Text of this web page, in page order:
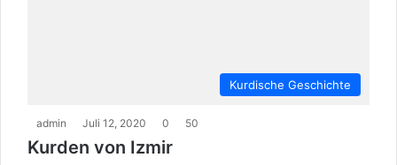
Kurdische Geschichte
admin Juli 12, 2020 0 50
Kurden von Izmir